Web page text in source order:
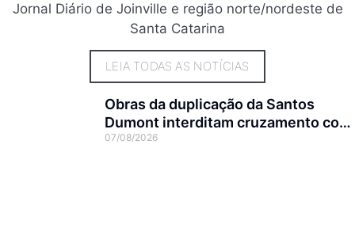
Jornal Diário de Joinville e região norte/nordeste de
Santa Catarina
LEIA TODAS AS NOTÍCIAS
Obras da duplicação da Santos
Dumont interditam cruzamento com
a rua Otto Nass
07/08/2026